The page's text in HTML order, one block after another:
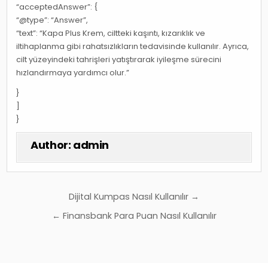
“acceptedAnswer”: {
“@type”: “Answer”,
“text”: “Kapa Plus Krem, ciltteki kaşıntı, kızarıklık ve
iltihaplanma gibi rahatsızlıkların tedavisinde kullanılır. Ayrıca,
cilt yüzeyindeki tahrişleri yatıştırarak iyileşme sürecini
hızlandırmaya yardımcı olur.”
}
]
}
Author: admin
gezinmesi
Dijital Kumpas Nasıl Kullanılır →
← Finansbank Para Puan Nasıl Kullanılır